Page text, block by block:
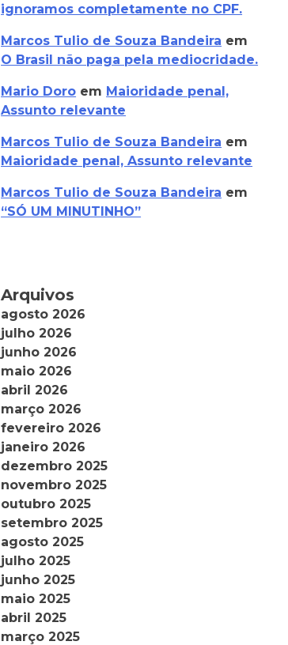
ignoramos completamente no CPF.
Marcos Tulio de Souza Bandeira em
O Brasil não paga pela mediocridade.
Mario Doro em Maioridade penal,
Assunto relevante
Marcos Tulio de Souza Bandeira em
Maioridade penal, Assunto relevante
Marcos Tulio de Souza Bandeira em
“SÓ UM MINUTINHO”
Arquivos
agosto 2026
julho 2026
junho 2026
maio 2026
abril 2026
março 2026
fevereiro 2026
janeiro 2026
dezembro 2025
novembro 2025
outubro 2025
setembro 2025
agosto 2025
julho 2025
junho 2025
maio 2025
abril 2025
março 2025